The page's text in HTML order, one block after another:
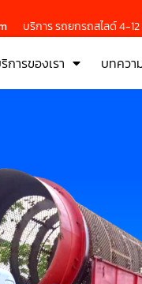
บริการ รถยกรถสไลด์ 4-
การของเรา บทควา